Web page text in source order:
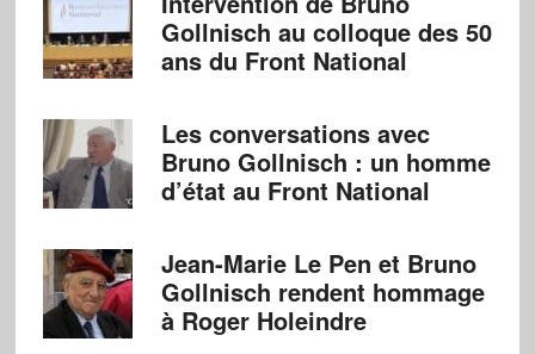
Gollnisch au colloque des 50
ans du Front National
Les conversations avec
Bruno Gollnisch : un homme
d’état au Front National
Jean-Marie Le Pen et Bruno
Gollnisch rendent hommage
à Roger Holeindre